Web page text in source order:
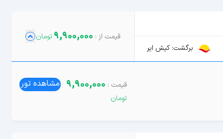
برگشت: کیش ایر
9,900,000
9,900,000 مشاهده تور